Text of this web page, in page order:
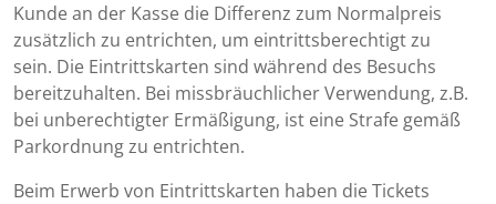
Kunde an der Kasse die Differenz zum Normalpreis
zusätzlich zu entrichten, um eintrittsberechtigt zu
sein. Die Eintrittskarten sind während des Besuchs
bereitzuhalten. Bei missbräuchlicher Verwendung, z.B.
bei unberechtigter Ermäßigung, ist eine Strafe gemäß
Parkordnung zu entrichten.
Beim Erwerb von Eintrittskarten haben die Tickets